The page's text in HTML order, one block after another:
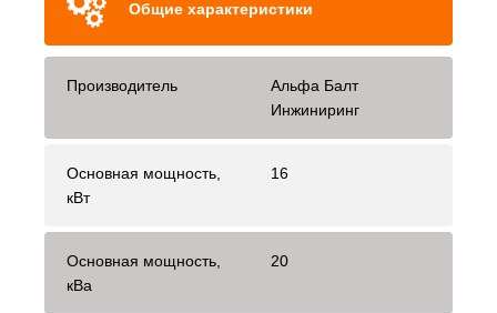
Общие характеристики
Производитель
Альфа Балт
Инжиниринг
Основная мощность,
кВт
16
Основная мощность,
кВа
20